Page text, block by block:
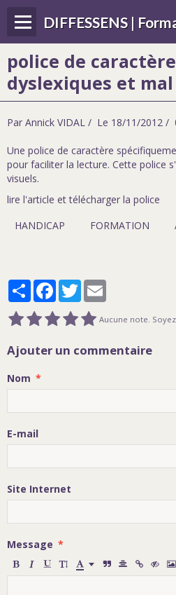
police de
dyslexiques et
Par Annick VIDAL Le 18/11/2012
Une police de caractère
pour faciliter la lecture. Cette police
visuels.
lire l'article et télécharger la police
HANDICAP
FORMATION
PartagerFacebook
Twitter
Aucune note.
Ajouter un commentaire
Nom
E-mail
Site Internet
Message